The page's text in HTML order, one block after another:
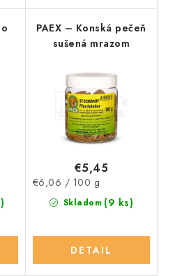
PAEX – Konská pečeň
sušená mrazom
Skladom (9 ks)
€5,45
Jednotková
cena:
€6,06 / 100 g
DETAIL